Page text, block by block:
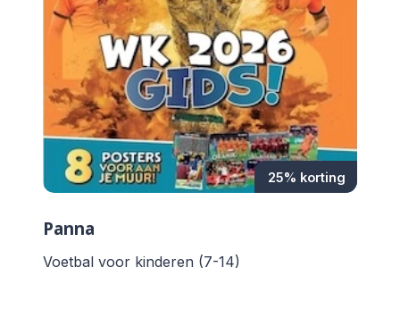
25% korting
Panna
Voetbal voor kinderen (7-14)